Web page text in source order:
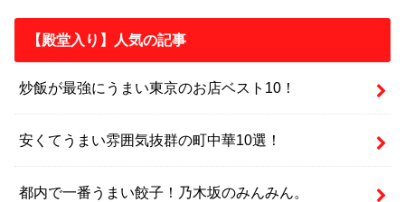
【殿堂入り】人気の記事
炒飯が最強にうまい東京のお店ベスト10！
安くてうまい雰囲気抜群の町中華10選！
都内で一番うまい餃子！乃木坂のみんみん。